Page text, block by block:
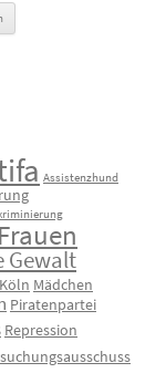
Assistenzhund
Frauen
Gewalt
Köln Mädchen
Piratenpartei
Repression